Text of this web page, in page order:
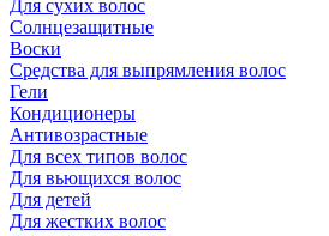
Для сухих волос
Солнцезащитные
Воски
Средства для выпрямления волос
Гели
Кондиционеры
Антивозрастные
Для всех типов волос
Для вьющихся волос
Для детей
Для жестких волос